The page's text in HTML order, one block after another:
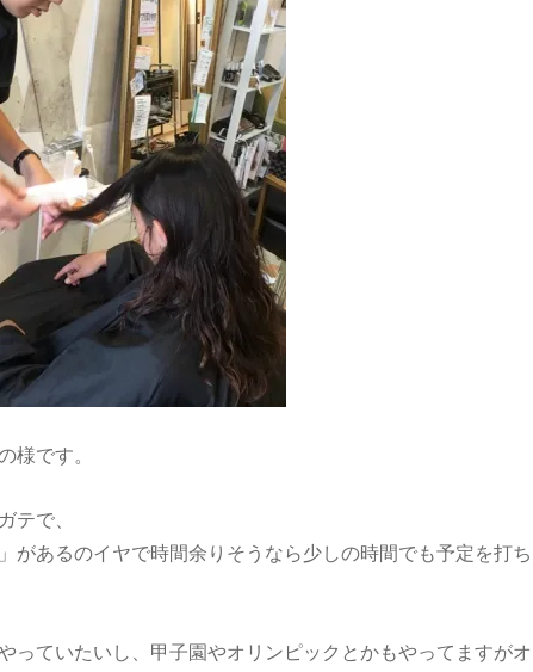
様です。
テで、
があるのイヤで時間余りそうなら少しの時間でも予定を打ち
っていたいし、甲子園やオリンピックとかもやってますがオ